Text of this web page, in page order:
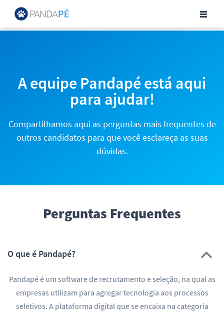
Central de Ajuda para
A equipe Pandapé está aqui
para ajudar!
Compartilhamos aqui as perguntas mais frequentes de
outros candidatos para que você esclareça as suas
dúvidas.
Perguntas Frequentes
O que é Pandapé?
Pandapé é um software de recrutamento e seleção, na qual as
empresas utilizam para agregar tecnologia aos processos
seletivos. A plataforma digital que se encaixa na categoria